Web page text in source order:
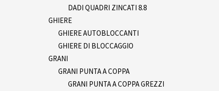
DADI QUADRI ZINCATI 8.8
GHIERE
GHIERE AUTOBLOCCANTI
GHIERE DI BLOCCAGGIO
GRANI
GRANI PUNTA A COPPA
GRANI PUNTA A COPPA GREZZI